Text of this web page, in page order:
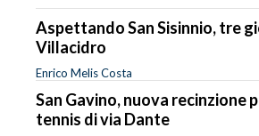
Aspettando San Sisinnio, tre
Villacidro
Enrico Melis Costa
San Gavino, nuova recinzione
tennis di via Dante